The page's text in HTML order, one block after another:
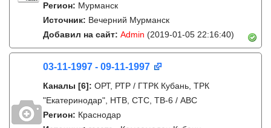
Регион: Мурманск
Источник: Вечерний Мурманск
Добавил на сайт: Admin (2019-01-05 22:16:40)
03-11-1997 - 09-11-1997
Каналы [6]: ОРТ, РТР / ГТРК Кубань, ТРК
"Екатеринодар", НТВ, СТС, ТВ-6 / ABC
Регион: Краснодар